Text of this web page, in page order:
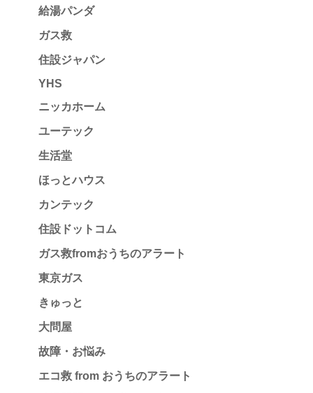
給湯パンダ
ガス救
住設ジャパン
YHS
ニッカホーム
ユーテック
生活堂
ほっとハウス
カンテック
住設ドットコム
ガス救fromおうちのアラート
東京ガス
きゅっと
大問屋
故障・お悩み
エコ救 from おうちのアラート